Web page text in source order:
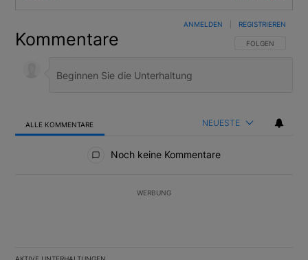
Kommentare FOLGE DIESER
FOLGEN
ANMELDEN REGISTRIEREN
ALLE KOMMENTARE NEUESTE
Noch keine Kommentare
WERBUNG